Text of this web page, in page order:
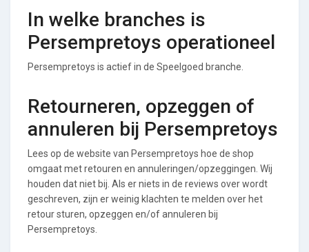
In welke branches is
Persempretoys operationeel
Persempretoys is actief in de Speelgoed branche.
Retourneren, opzeggen of
annuleren bij Persempretoys
Lees op de website van Persempretoys hoe de shop
omgaat met retouren en annuleringen/opzeggingen. Wij
houden dat niet bij. Als er niets in de reviews over wordt
geschreven, zijn er weinig klachten te melden over het
retour sturen, opzeggen en/of annuleren bij
Persempretoys.